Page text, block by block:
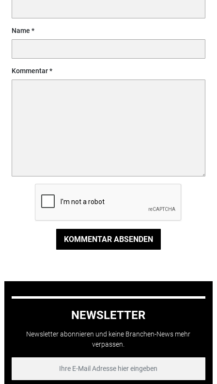
Name
Kommentar
KOMMENTAR ABSENDEN
NEWSLETTER
Newsletter abonnieren und keine Branchen-News mehr
verpassen.